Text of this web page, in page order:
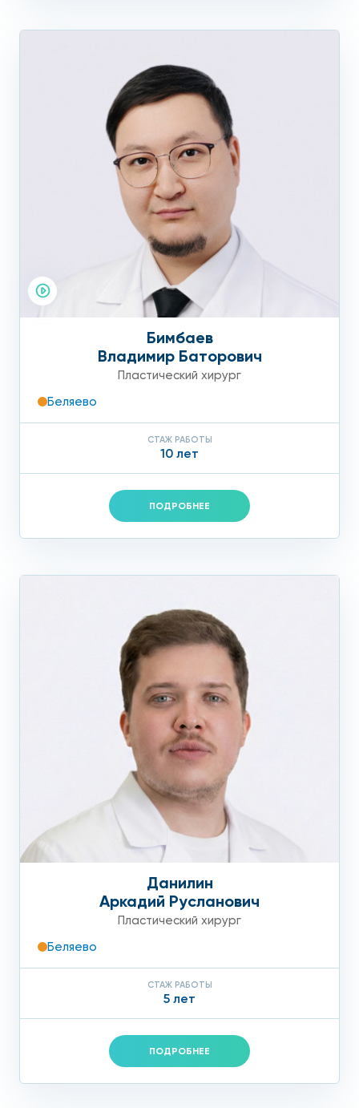
Бимбаев
Владимир Баторович
Пластический хирург
Беляево
СТАЖ РАБОТЫ
10 лет
ПОДРОБНЕЕ
Данилин
Аркадий Русланович
Пластический хирург
Беляево
СТАЖ РАБОТЫ
5 лет
ПОДРОБНЕЕ